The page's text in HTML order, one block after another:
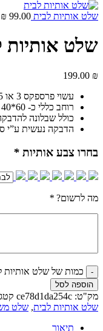
שלט אותיות לבית 99.00
₪
שלט אותיות
199.00 ₪
עשוי פרספקס 3 או 5 מ”מ
רוחב כללי כ- 60*40 ס”מ
כולל שבלונה
הדבקה נעשית ע”י
בחרו צבע אותיות *
מה לרשום? *
כמות של שלט אותיות
הוספה לסל
מק"ט: ce78d1da254c
שלט אותיות לבית, שלט
תיאור